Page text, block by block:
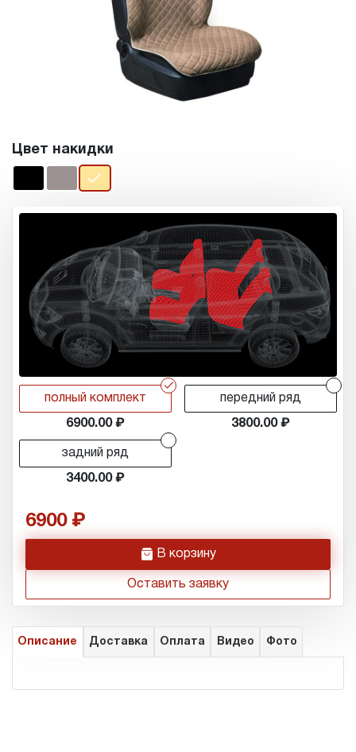
Цвет накидки
r
полный комплект
6900.00
передний ряд
3800.00
задний ряд
3400.00
6900
h В корзину
Оставить заявку
Описание Доставка Оплата Видео Фото